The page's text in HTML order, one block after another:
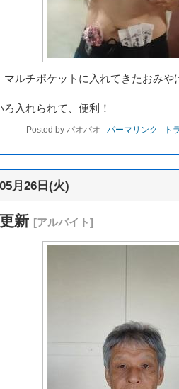
ルチポケットに入れてきたおみや
入れられて、便利！
Posted by パオパオ パーマリンク ト
月26日(火)
新 [アルバイト]